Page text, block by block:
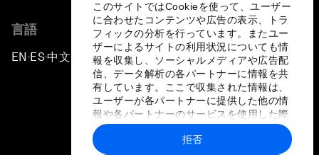
このサイトではCookieを使って、ユーザー
に合わせたコンテンツや広告の表示、トラ
フィックの分析を行っています。またユー
ザーによるサイトの利用状況についても情
報を収集し、ソーシャルメディアや広告配
信、データ解析の各パートナーに情報を共
有しています。ここで収集された情報は、
ユーザーが各パートナーに提供した他の情
報や各パートナーのサービスを使用した際
に収集された情報と組み合わされ、各パー
トナーによって使用されることがありま
拒否
言語
EN ▪ES▪中文▪ 日本語
プライバシーポリシーと利用規約